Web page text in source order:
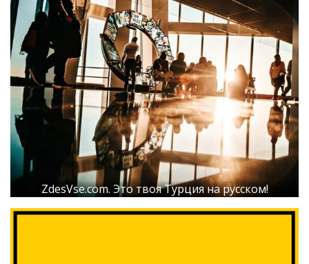
ZdesVse.com. Это твоя Турция на русском!